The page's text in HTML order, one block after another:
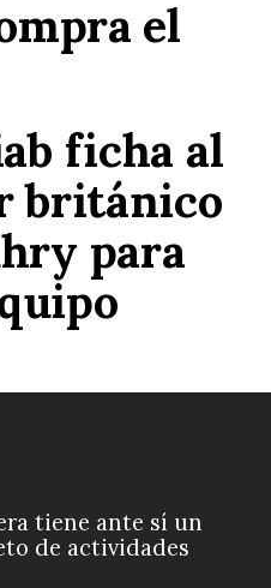
el
ficha al
británico
para
tiene ante sí un
de actividades